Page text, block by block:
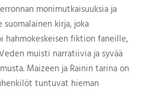
monimutkaisuuksia ja
suomalainen kirja, joka
hahmokeskeisen fiktion faneille,
muisti narratiivia ja syvää
Maizeen ja Rainin tarina on
tuntuvat hieman